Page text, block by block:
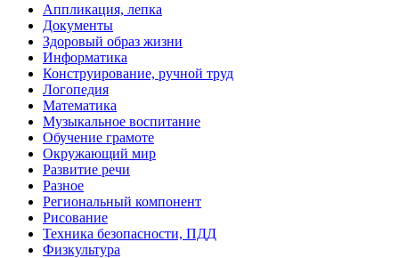
Аппликация, лепка
Документы
Здоровый образ жизни
Информатика
Конструирование, ручной труд
Логопедия
Математика
Музыкальное воспитание
Обучение грамоте
Окружающий мир
Развитие речи
Разное
Региональный компонент
Рисование
Техника безопасности, ПДД
Физкультура